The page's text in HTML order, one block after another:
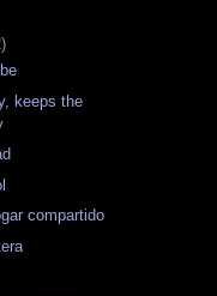
keeps the
compartido